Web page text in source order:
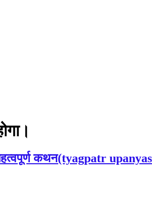
महत्वपूर्ण कथन(tyagpatr